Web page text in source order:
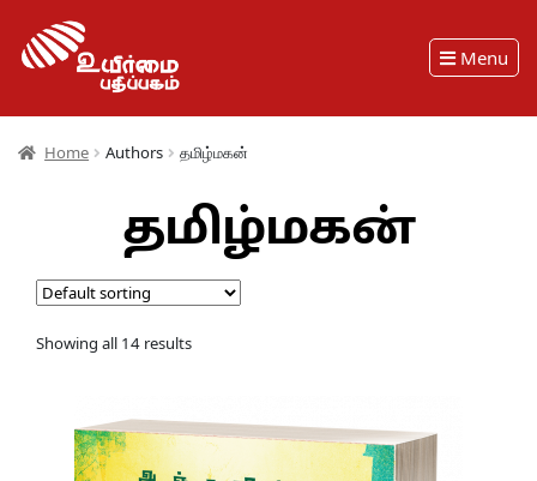
Menu
Home Authors தமிழ்மகன்
தமிழ்மகன்
Showing all 14 results